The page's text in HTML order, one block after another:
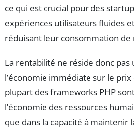
ce qui est crucial pour des
expériences utilisateurs fluides
réduisant leur consommation de
La rentabilité ne réside donc pas
l’économie immédiate sur le
plupart des frameworks PHP
l’économie des ressources
que dans la capacité à maintenir